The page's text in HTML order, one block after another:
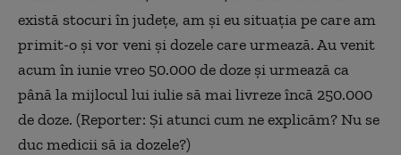
există stocuri în judeţe, am şi eu situaţia pe care am
primit-o şi vor veni şi dozele care urmează. Au venit
acum în iunie vreo 50.000 de doze şi urmează ca
până la mijlocul lui iulie să mai livreze încă 250.000
de doze. (Reporter: Şi atunci cum ne explicăm? Nu se
duc medicii să ia dozele?)